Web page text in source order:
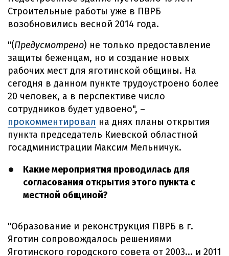
Строительные работы уже в ПВРБ
возобновились весной 2014 года.
"(Предусмотрено) не только предоставление
защиты беженцам, но и создание новых
рабочих мест для яготинской общины. На
сегодня в данном пункте трудоустроено более
20 человек, а в перспективе число
сотрудников будет удвоено", –
прокомментировал на днях планы открытия
пункта председатель Киевской областной
госадминистрации Максим Мельничук.
Какие мероприятия проводилась для
согласования открытия этого пункта с
местной общиной?
"Образование и реконструкция ПВРБ в г.
Яготин сопровождалось решениями
Яготинского городского совета от 2003... и 2011